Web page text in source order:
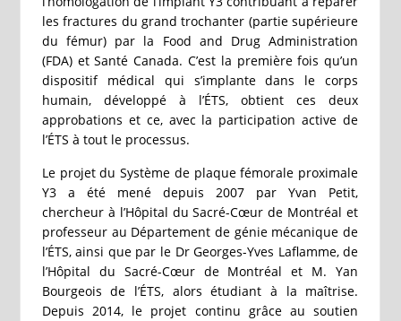
les fractures du grand trochanter (partie supérieure
du fémur) par la Food and Drug Administration
(FDA) et Santé Canada. C’est la première fois qu’un
dispositif médical qui s’implante dans le corps
humain, développé à l’ÉTS, obtient ces deux
approbations et ce, avec la participation active de
l’ÉTS à tout le processus.
Le projet du Système de plaque fémorale proximale
Y3 a été mené depuis 2007 par Yvan Petit,
chercheur à l’Hôpital du Sacré-Cœur de Montréal et
professeur au Département de génie mécanique de
l’ÉTS, ainsi que par le Dr Georges-Yves Laflamme, de
l’Hôpital du Sacré-Cœur de Montréal et M. Yan
Bourgeois de l’ÉTS, alors étudiant à la maîtrise.
Depuis 2014, le projet continu grâce au soutien